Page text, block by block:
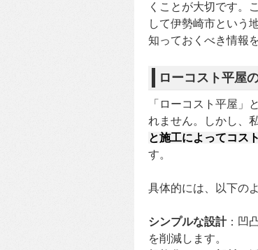
くことが大切です。
して伊勢崎市という
知っておくべき情報
ローコスト平屋
「ローコスト平屋」
れません。しかし、
と施工によってコス
す。
具体的には、以下の
シンプルな設計：凹
を削減します。